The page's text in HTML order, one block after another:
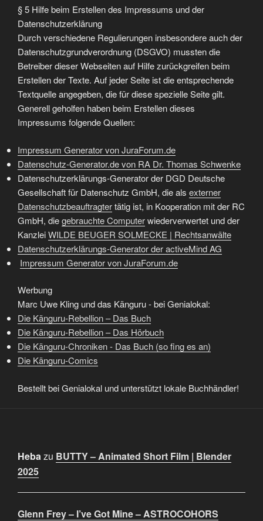
§ 5 Hilfe beim Erstellen des Impressums und der
Datenschutzerklärung
Durch verschiedene Regulierungen insbesondere auch der
Datenschutzgrundverordnung (DSGVO) mussten die
Betreiber dieser Webseiten auf Hilfe zurückgreifen beim
Erstellen der Texte. Auf jeder Seite ist die entsprechende
Textquelle angegeben, die für diese spezielle Seite gilt.
Generell geholfen haben beim Erstellen dieses
Impressums folgende Quellen:
Impressum Generator von JuraForum.de
Datenschutz-Generator.de von RA Dr. Thomas Schwenke
Datenschutzerklärungs-Generator der DGD Deutsche
Gesellschaft für Datenschutz GmbH, die als externer
Datenschutzbeauftragtertätig ist, in Kooperation mit der RC
GmbH, diegebrauchte Computerwiederverwertet und der
KanzleiWILDE BEUGER SOLMECKE | Rechtsanwälte
Datenschutzerklärungs-Generator der activeMind AG
Impressum Generator von JuraForum.de
Werbung
Marc Uwe Kling und das Känguru - bei Genialokal:
Die Känguru-Rebellion – Das Buch
Die Känguru-Rebellion – Das Hörbuch
Die Känguru-Chroniken - Das Buch (so fing es an)
Die Känguru-Comics
Bestellt bei Genialokal und unterstützt lokale Buchhändler!
Heba zu BUTTY – Animated Short Film | Blender
2025
Glenn Frey – I’ve Got Mine – ASTROCOHORS